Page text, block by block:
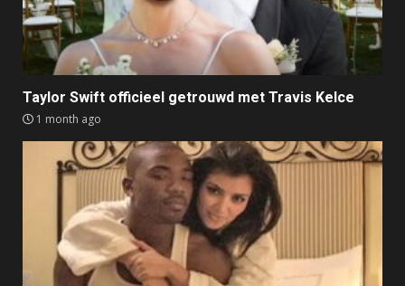
Taylor Swift officieel getrouwd met Travis Kelce
1 month ago